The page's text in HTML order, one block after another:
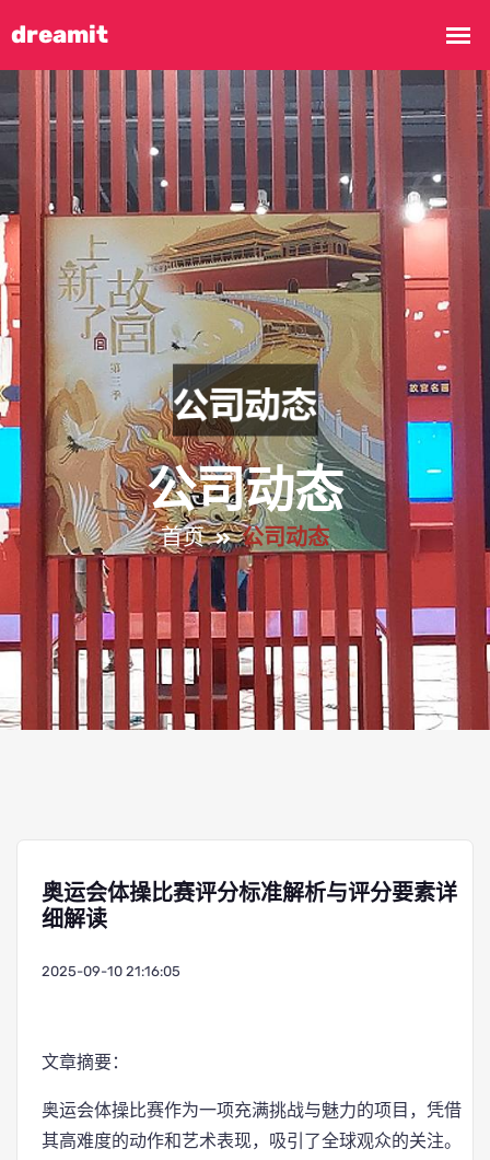
公司动态
首页 公司动态
奥运会体操比赛评分标准解析与评分要素详
细解读
2025-09-10 21:16:05
文章摘要：
奥运会体操比赛作为一项充满挑战与魅力的项目，凭借
其高难度的动作和艺术表现，吸引了全球观众的关注。